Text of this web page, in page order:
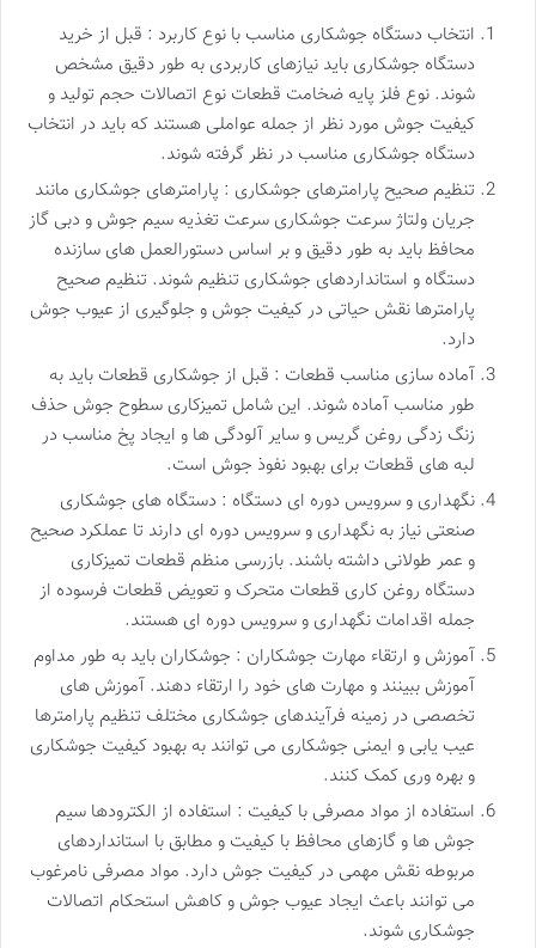
انتخاب دستگاه جوشکاری مناسب با نوع کاربرد : قبل از خرید
دستگاه جوشکاری باید نیازهای کاربردی به طور دقیق مشخص
شوند. نوع فلز پایه ضخامت قطعات نوع اتصالات حجم تولید و
کیفیت جوش مورد نظر از جمله عواملی هستند که باید در انتخاب
دستگاه جوشکاری مناسب در نظر گرفته شوند.
تنظیم صحیح پارامترهای جوشکاری : پارامترهای جوشکاری مانند
جریان ولتاژ سرعت جوشکاری سرعت تغذیه سیم جوش و دبی گاز
محافظ باید به طور دقیق و بر اساس دستورالعمل های سازنده
دستگاه و استانداردهای جوشکاری تنظیم شوند. تنظیم صحیح
پارامترها نقش حیاتی در کیفیت جوش و جلوگیری از عیوب جوش
دارد.
آماده سازی مناسب قطعات : قبل از جوشکاری قطعات باید به
طور مناسب آماده شوند. این شامل تمیزکاری سطوح جوش حذف
زنگ زدگی روغن گریس و سایر آلودگی ها و ایجاد پخ مناسب در
لبه های قطعات برای بهبود نفوذ جوش است.
نگهداری و سرویس دوره ای دستگاه : دستگاه های جوشکاری
صنعتی نیاز به نگهداری و سرویس دوره ای دارند تا عملکرد صحیح
و عمر طولانی داشته باشند. بازرسی منظم قطعات تمیزکاری
دستگاه روغن کاری قطعات متحرک و تعویض قطعات فرسوده از
جمله اقدامات نگهداری و سرویس دوره ای هستند.
آموزش و ارتقاء مهارت جوشکاران : جوشکاران باید به طور مداوم
آموزش ببینند و مهارت های خود را ارتقاء دهند. آموزش های
تخصصی در زمینه فرآیندهای جوشکاری مختلف تنظیم پارامترها
عیب یابی و ایمنی جوشکاری می توانند به بهبود کیفیت جوشکاری
و بهره وری کمک کنند.
استفاده از مواد مصرفی با کیفیت : استفاده از الکترودها سیم
جوش ها و گازهای محافظ با کیفیت و مطابق با استانداردهای
مربوطه نقش مهمی در کیفیت جوش دارد. مواد مصرفی نامرغوب
می توانند باعث ایجاد عیوب جوش و کاهش استحکام اتصالات
جوشکاری شوند.